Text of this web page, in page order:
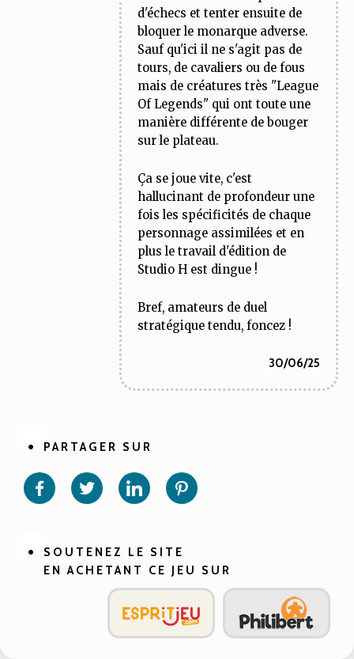
d'échecs et tenter ensuite de
bloquer le monarque adverse.
Sauf qu'ici il ne s'agit pas de
tours, de cavaliers ou de fous
mais de créatures très "League
Of Legends" qui ont toute une
manière différente de bouger
sur le plateau.
Ça se joue vite, c'est
hallucinant de profondeur une
fois les spécificités de chaque
personnage assimilées et en
plus le travail d'édition de
Studio H est dingue !
Bref, amateurs de duel
stratégique tendu, foncez !
30/06/25
PARTAGER SUR
sur sur sur
SOUTENEZ LE SITE
EN ACHETANT CE JEU SUR